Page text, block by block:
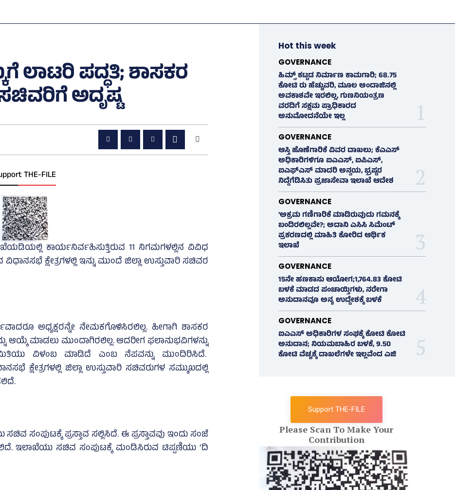
ಲಾಟರಿ ಪದ್ಧತಿ; ಶಾಸಕರ
ಅದೃಷ್ಟ
THE-FILE
ಕಾರ್ಯನಿರ್ವಹಿಸುತ್ತಿರುವ 11 ನಿಗಮಗಳಲ್ಲಿನ ವಿವಿಧ
ಕ್ಷೇತ್ರಗಳಲ್ಲಿ ಇನ್ನು ಮುಂದೆ ಜಿಲ್ಲಾ ಉಸ್ತುವಾರಿ ಸಚಿವರ
ಅಧ್ಯಕ್ಷರನ್ನೇ ನೇಮಕಗೊಳಿಸಿರಲಿಲ್ಲ. ಹೀಗಾಗಿ ಶಾಸಕರ
ಆಯ್ಕೆ ಮಾಡಲು ಮುಂದಾಗಿರಲಿಲ್ಲ. ಆದರೀಗ ಫಲಾನುಭವಿಗಳನ್ನು
ವಿಳಂಬ ಮಾಡಿದೆ ಎಂಬ ನೆಪವನ್ನು ಮುಂದಿರಿಸಿದೆ.
ಕ್ಷೇತ್ರಗಳಲ್ಲಿ ಜಿಲ್ಲಾ ಉಸ್ತುವಾರಿ ಸಚಿವರುಗಳ ಸಮ್ಮುಖದಲ್ಲಿ
ಸಂಪುಟಕ್ಕೆ ಪ್ರಸ್ತಾವ ಸಲ್ಲಿಸಿದೆ. ಈ ಪ್ರಸ್ತಾವವು ಇಂದು ಸಂಜೆ
ಇಲಾಖೆಯು ಸಚಿವ ಸಂಪುಟಕ್ಕೆ ಮಂಡಿಸಿರುವ ಟಿಪ್ಪಣಿಯು ‘ದಿ
Hot this week
GOVERNANCE
ಹಿಮ್ಸ್‌ ಕಟ್ಟಡ ನಿರ್ಮಾಣ ಕಾಮಗಾರಿ; 68.75
ಕೋಟಿ ರು ಹೆಚ್ಚುವರಿ, ಮೂಲ ಅಂದಾಜಿನಲ್ಲಿ
ಅವಕಾಶವೇ ಇರಲಿಲ್ಲ, ಗುಣನಿಯಂತ್ರಣ
ವರದಿಗೆ ಸಕ್ಷಮ ಪ್ರಾಧಿಕಾರದ
ಅನುಮೋದನೆಯೇ ಇಲ್ಲ
GOVERNANCE
ಆಸ್ತಿ ಹೊಣೆಗಾರಿಕೆ ವಿವರ ದಾಖಲು; ಕೆಎಎಸ್
ಅಧಿಕಾರಿಗಳಿಗೂ ಐಎಎಸ್‌, ಐಪಿಎಸ್‌,
ಐಎಫ್‌ಎಸ್‌ ಮಾದರಿ ಅನ್ವಯ, ಭ್ರಷ್ಟರ
ನಿದ್ದೆಗೆಡಿಸಿತು ಪ್ರಜಾಸೇವಾ ಇಲಾಖೆ ಆದೇಶ
GOVERNANCE
‘ಅಕ್ರಮ ಗಣಿಗಾರಿಕೆ ಮಾಡಿರುವುದು ಗಮನಕ್ಕೆ
ಬಂದಿರಲಿಲ್ಲವೇ?; ಅದಾನಿ ಎಸಿಸಿ ಸಿಮೆಂಟ್
ಪ್ರಕರಣದಲ್ಲಿ ಮಾಹಿತಿ ಕೋರಿದ ಆರ್ಥಿಕ
ಇಲಾಖೆ
GOVERNANCE
15ನೇ ಹಣಕಾಸು ಆಯೋಗ;1,764.83 ಕೋಟಿ
ಬಳಕೆ ಮಾಡದ ಪಂಚಾಯ್ತಿಗಳು, ನರೇಗಾ
ಅನುದಾನವೂ ಅನ್ಯ ಉದ್ದೇಶಕ್ಕೆ ಬಳಕೆ
GOVERNANCE
ಐಎಎಸ್‌ ಅಧಿಕಾರಿಗಳ ಸಂಘಕ್ಕೆ ಕೋಟಿ ಕೋಟಿ
ಅನುದಾನ; ನಿಯಮಬಾಹಿರ ಬಳಕೆ, 9.50
ಕೋಟಿ ವೆಚ್ಚಕ್ಕೆ ದಾಖಲೆಗಳೇ ಇಲ್ಲವೆಂದ ಎಜಿ
Support THE-FILE
Please Scan To Make Your
Contribution